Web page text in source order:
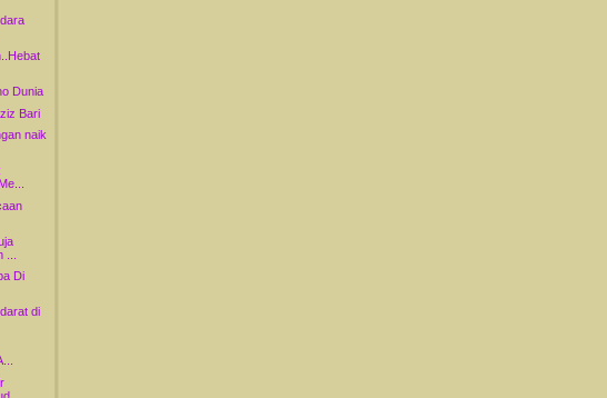
Dunia
Bari
naik
Di
di